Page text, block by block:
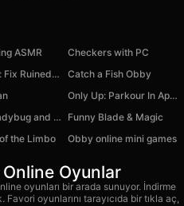
ASMR
Checkers with PC
Pair Match: Fix Ruined House
Catch a Fish Obby
Only Up: Parkour In Apocalypse
Connect Ladybug and Cat Noir!
Funny Blade & Magic
the Limbo Obby online mini games
Oyunlar
oyunları bir arada sunuyor. İndirme
oyunlarını tarayıcıda bir tıkla aç,